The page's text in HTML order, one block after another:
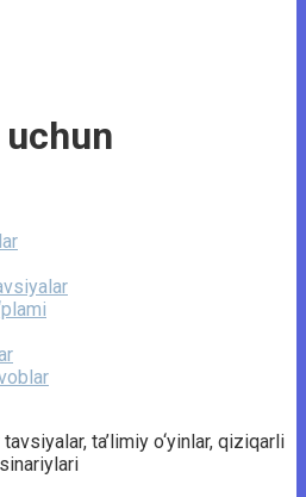
uchun
ta’limiy o‘yinlar, qiziqarli